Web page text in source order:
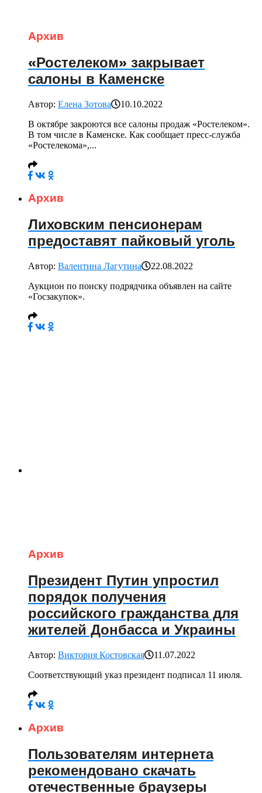
Архив
«Ростелеком» закрывает
салоны в Каменске
Автор: Елена Зотова
10.10.2022
В октябре закроются все салоны продаж «Ростелеком».
В том числе в Каменске. Как сообщает пресс-служба
«Ростелекома»,...
Архив
Лиховским пенсионерам
предоставят пайковый уголь
Автор: Валентина Лагутина
22.08.2022
Аукцион по поиску подрядчика объявлен на сайте
«Госзакупок».
Архив
Президент Путин упростил
порядок получения
российского гражданства для
жителей Донбасса и Украины
Автор: Виктория Костовская
11.07.2022
Соответствующий указ президент подписал 11 июля.
Архив
Пользователям интернета
рекомендовано скачать
отечественные браузеры